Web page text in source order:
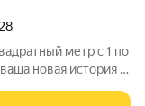
метр с 1 по
новая история 1.